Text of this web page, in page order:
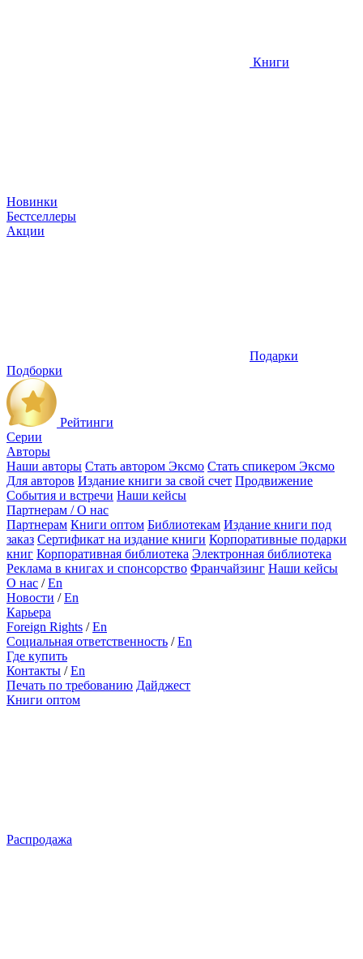
Книги
Новинки
Бестселлеры
Акции
Подарки
Подборки
Рейтинги
Серии
Авторы
Наши авторы Стать автором Эксмо Стать спикером Эксмо
Для авторов Издание книги за свой счет Продвижение
События и встречи Наши кейсы
Партнерам / О нас
Партнерам Книги оптом Библиотекам Издание книги под
заказ Сертификат на издание книги Корпоративные подарки
книг Корпоративная библиотека Электронная библиотека
Реклама в книгах и спонсорство Франчайзинг Наши кейсы
О нас /En
Новости /En
Карьера
Foreign Rights /En
Социальная ответственность /En
Где купить
Контакты /En
Печать по требованию Дайджест
Книги оптом
Распродажа